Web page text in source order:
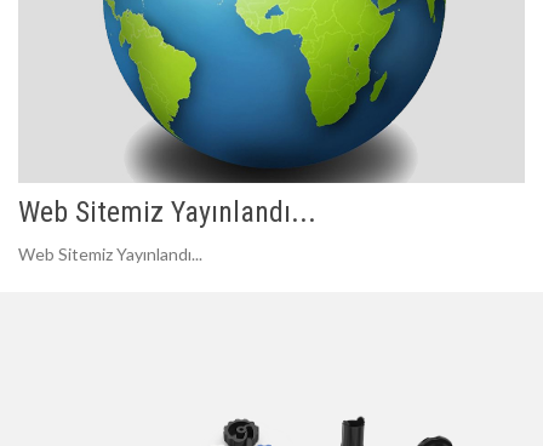
Web Sitemiz Yayınlandı...
Web Sitemiz Yayınlandı...